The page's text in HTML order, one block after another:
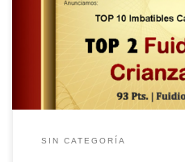
SIN CATEGORÍA